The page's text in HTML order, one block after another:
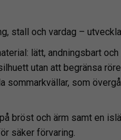
stall och vardag –
lätt, andningsbart och
utan att begränsa
sommarkvällar, som
bröst och ärm samt en
säker förvaring.